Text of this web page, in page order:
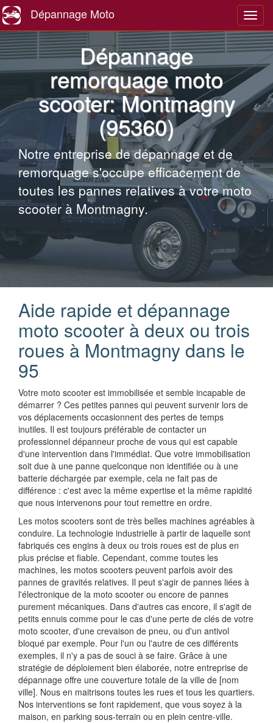
Dépannage Moto
Dépannage
remorquage moto
scooter: Montmagny
(95360)
Notre entreprise de dépannage et de
remorquage s'occupe efficacement de
toutes les pannes relatives à votre moto
scooter à Montmagny.
Aide rapide et dépannage
moto scooter à deux ou trois
roues à Montmagny dans le
95
Votre moto scooter est immobilisée et semble incapable de
démarrer ? Ces petites pannes qui peuvent survenir lors de
vos déplacements occasionnent des pertes de temps
inutiles. Il est toujours préférable de contacter un
professionnel dépanneur proche de vous qui est capable
d'une intervention dans l'immédiat. Que votre immobilisation
soit due à une panne quelconque non identifiée ou à une
batterie déchargée par exemple, cela ne fait pas de
différence : c'est avec la même expertise et la même rapidité
que nous intervenons pour tout remettre en ordre.
Les motos scooters sont de très belles machines agréables à
conduire. La technologie industrielle à partir de laquelle sont
fabriqués ces engins à deux ou trois roues est de plus en
plus précise et fiable. Cependant, comme toutes les
machines, les motos scooters peuvent parfois avoir des
pannes de gravités relatives. Il peut s'agir de pannes liées à
l'électronique de la moto scooter ou encore de pannes
purement mécaniques. Dans d'autres cas encore, il s'agit de
petits ennuis comme pour le cas d'une perte de clés de votre
moto scooter, d'une crevaison de pneu, ou d'un antivol
bloqué par exemple. Pour l'un ou l'autre de ces différents
exemples, il n'y a pas de souci à se faire. Grâce à une
stratégie de déploiement bien élaborée, notre entreprise de
dépannage offre une couverture totale de la ville de [nom
ville]. Nous en maitrisons toutes les rues et tous les quartiers.
Nos interventions se font rapidement, que vous soyez à la
maison, en parking sous-terrain ou en plein centre-ville.